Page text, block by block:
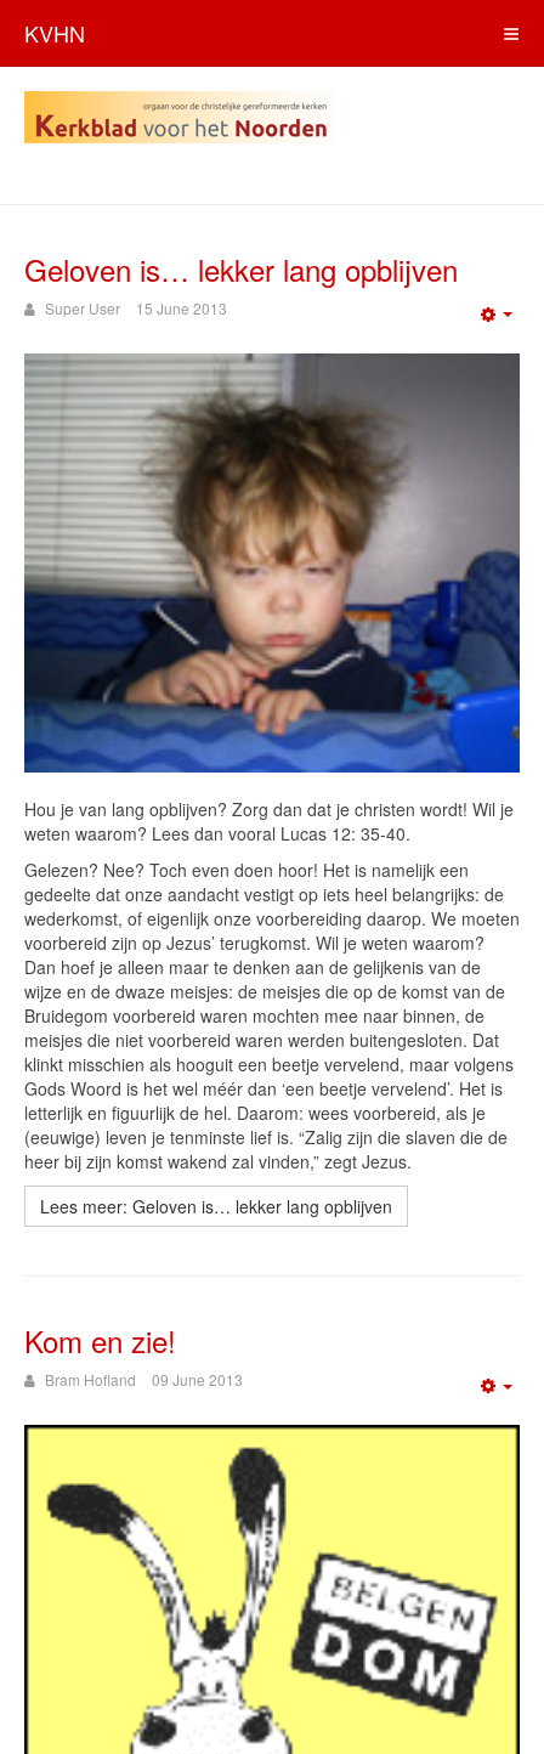
KVHN
Geloven is… lekker lang opblijven
Super User 15 June 2013
Hou je van lang opblijven? Zorg dan dat je christen wordt! Wil je
weten waarom? Lees dan vooral Lucas 12: 35-40.
Gelezen? Nee? Toch even doen hoor! Het is namelijk een
gedeelte dat onze aandacht vestigt op iets heel belangrijks: de
wederkomst, of eigenlijk onze voorbereiding daarop. We moeten
voorbereid zijn op Jezus’ terugkomst. Wil je weten waarom?
Dan hoef je alleen maar te denken aan de gelijkenis van de
wijze en de dwaze meisjes: de meisjes die op de komst van de
Bruidegom voorbereid waren mochten mee naar binnen, de
meisjes die niet voorbereid waren werden buitengesloten. Dat
klinkt misschien als hooguit een beetje vervelend, maar volgens
Gods Woord is het wel méér dan ‘een beetje vervelend’. Het is
letterlijk en figuurlijk de hel. Daarom: wees voorbereid, als je
(eeuwige) leven je tenminste lief is. “Zalig zijn die slaven die de
heer bij zijn komst wakend zal vinden,” zegt Jezus.
Lees meer: Geloven is… lekker lang opblijven
Kom en zie!
Bram Hofland 09 June 2013